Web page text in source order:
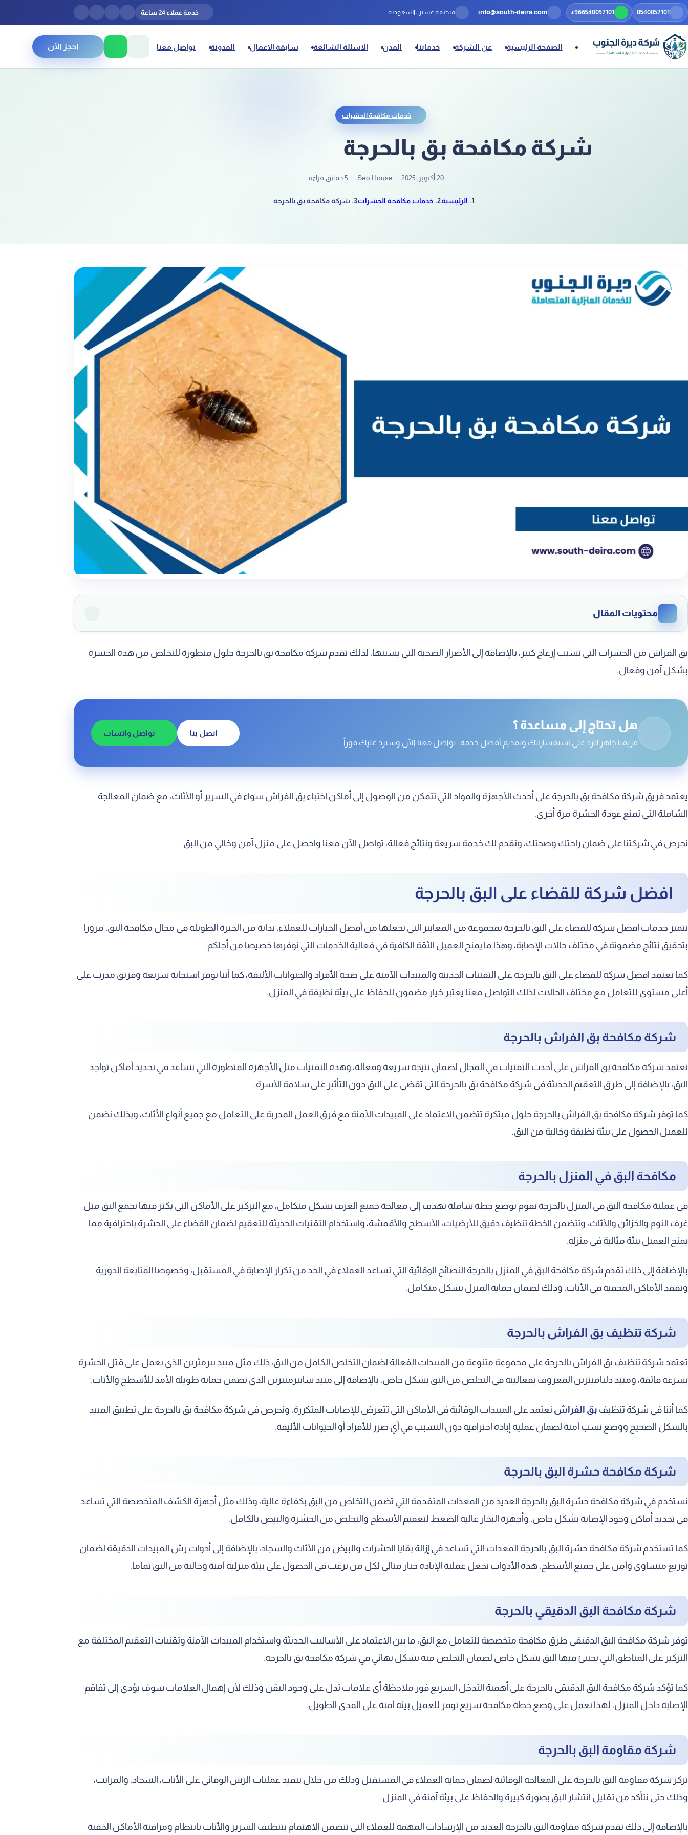
تخطَّ إلى المحتوى
0540057101
+966540057101
info@south-deira.com منطقة عسير ، السعودية خدمة عملاء 24 ساعة
الصفحة الرئيسية عن الشركة خدماتنا المدن الاسئلة الشائعة سابقة الاعمال المدونة تواصل معنا احجز الآن
خدمات مكافحة الحشرات
شركة مكافحة بق بالحرجة
20 أكتوبر، 2025 Seo House 5 دقائق قراءة
الرئيسية خدمات مكافحة الحشرات شركة مكافحة بق بالحرجة
محتويات المقال
افضل شركة للقضاء على البق بالحرجة
شركة مكافحة بق الفراش بالحرجة
شركة مكافحة حشرة البق بالحرجة
شركة اباده البق بالحرجة
سعر رش البق بالحرجة
بق الفراش من الحشرات التي تسبب إزعاج كبير، بالإضافة إلى الأضرار الصحية التي يسببها، لذلك تقدم شركة مكافحة بق بالحرجة حلول متطورة للتخلص من هذه الحشرة
بشكل آمن وفعال.
هل تحتاج إلى مساعدة ؟
فريقنا جاهز للرد على استفساراتك وتقديم أفضل خدمة . تواصل معنا الآن وسنرد عليك فوراً.
اتصل بنا تواصل واتساب
يعتمد فريق شركة مكافحة بق بالحرجة على أحدث الأجهزة والمواد التي تتمكن من الوصول إلى أماكن اختباء بق الفراش سواء في السرير أو الأثاث، مع ضمان المعالجة
الشاملة التي تمنع عودة الحشرة مرة أخرى.
نحرص في شركتنا على ضمان راحتك وصحتك، ونقدم لك خدمة سريعة ونتائج فعالة، تواصل الآن معنا واحصل على منزل آمن وخالي من البق.
افضل شركة للقضاء على البق بالحرجة
تتميز خدمات افضل شركة للقضاء على البق بالحرجة بمجموعة من المعايير التي تجعلها من أفضل الخيارات للعملاء، بداية من الخبرة الطويلة في مجال مكافحة البق، مرورا
بتحقيق نتائج مضمونة في مختلف حالات الإصابة، وهذا ما يمنح العميل الثقة الكافية في فعالية الخدمات التي نوفرها خصيصا من أجلكم.
كما تعتمد افضل شركة للقضاء على البق بالحرجة على التقنيات الحديثة والمبيدات الآمنة على صحة الأفراد والحيوانات الأليفة، كما أننا نوفر استجابة سريعة وفريق مدرب على
أعلى مستوى للتعامل مع مختلف الحالات لذلك التواصل معنا يعتبر خيار مضمون للحفاظ على بيئة نظيفة في المنزل.
شركة مكافحة بق الفراش بالحرجة
تعتمد شركة مكافحة بق الفراش على أحدث التقنيات في المجال لضمان نتيجة سريعة وفعالة، وهذه التقنيات مثل الأجهزة المتطورة التي تساعد في تحديد أماكن تواجد
البق، بالإضافة إلى طرق التعقيم الحديثة في شركة مكافحة بق بالحرجة التي تقضي على البق دون التأثير على سلامة الأسرة.
كما توفر شركة مكافحة بق الفراش بالحرجة حلول مبتكرة تتضمن الاعتماد على المبيدات الآمنة مع فرق العمل المدربة على التعامل مع جميع أنواع الأثاث، وبذلك نضمن
للعميل الحصول على بيئة نظيفة وخالية من البق.
مكافحة البق في المنزل بالحرجة
في عملية مكافحة البق في المنزل بالحرجة نقوم بوضع خطة شاملة تهدف إلى معالجة جميع الغرف بشكل متكامل، مع التركيز على الأماكن التي يكثر فيها تجمع البق مثل
غرف النوم والخزائن والأثاث، وتتضمن الخطة تنظيف دقيق للأرضيات، الأسطح والأقمشة، واستخدام التقنيات الحديثة للتعقيم لضمان القضاء على الحشرة باحترافية مما
يمنح العميل بيئة مثالية في منزله.
بالإضافة إلى ذلك تقدم شركة مكافحة البق في المنزل بالحرجة النصائح الوقائية التي تساعد العملاء في الحد من تكرار الإصابة في المستقبل، وخصوصا المتابعة الدورية
وتفقد الأماكن المخفية في الأثاث، وذلك لضمان حماية المنزل بشكل متكامل.
شركة تنظيف بق الفراش بالحرجة
تعتمد شركة تنظيف بق الفراش بالحرجة على مجموعة متنوعة من المبيدات الفعالة لضمان التخلص الكامل من البق، ذلك مثل مبيد بيرمثرين الذي يعمل على قتل الحشرة
بسرعة فائقة، ومبيد دلتاميثرين المعروف بفعاليته في التخلص من البق بشكل خاص، بالإضافة إلى مبيد سايبرمثيرين الذي يضمن حماية طويلة الأمد للأسطح والأثاث.
كما أننا في شركة تنظيف بق الفراش نعتمد على المبيدات الوقائية في الأماكن التي تتعرض للإصابات المتكررة، ونحرص في شركة مكافحة بق بالحرجة على تطبيق المبيد
بالشكل الصحيح ووضع نسب آمنة لضمان عملية إبادة احترافية دون التسبب في أي ضرر للأفراد أو الحيوانات الأليفة.
شركة مكافحة حشرة البق بالحرجة
نستخدم في شركة مكافحة حشرة البق بالحرجة العديد من المعدات المتقدمة التي تضمن التخلص من البق بكفاءة عالية، وذلك مثل أجهزة الكشف المتخصصة التي تساعد
في تحديد أماكن وجود الإصابة بشكل خاص، وأجهزة البخار عالية الضغط لتعقيم الأسطح والتخلص من الحشرة والبيض بالكامل.
كما تستخدم شركة مكافحة حشرة البق بالحرجة المعدات التي تساعد في إزالة بقايا الحشرات والبيض من الأثاث والسجاد، بالإضافة إلى أدوات رش المبيدات الدقيقة لضمان
توزيع متساوي وآمن على جميع الأسطح، هذه الأدوات تجعل عملية الإبادة خيار مثالي لكل من يرغب في الحصول على بيئة منزلية آمنة وخالية من البق تماما.
شركة مكافحة البق الدقيقي بالحرجة
توفر شركة مكافحة البق الدقيقي طرق مكافحة متخصصة للتعامل مع البق، ما بين الاعتماد على الأساليب الحديثة واستخدام المبيدات الآمنة وتقنيات التعقيم المختلفة مع
التركيز على المناطق التي يختبئ فيها البق بشكل خاص لضمان التخلص منه بشكل نهائي في شركة مكافحة بق بالحرجة.
كما تؤكد شركة مكافحة البق الدقيقي بالحرجة على أهمية التدخل السريع فور ملاحظة أي علامات تدل على وجود البقن وذلك لأن إهمال العلامات سوف يؤدي إلى تفاقم
الإصابة داخل المنزل، لهذا نعمل على وضع خطة مكافحة سريع توفر للعميل بيئة آمنة على المدى الطويل.
شركة مقاومة البق بالحرجة
تركز شركة مقاومة البق بالحرجة على المعالجة الوقائية لضمان حماية العملاء في المستقبل وذلك من خلال تنفيذ عمليات الرش الوقائي على الأثاث، السجاد، والمراتب،
وذلك حتى نتأكد من تقليل انتشار البق بصورة كبيرة والحفاظ على بيئة آمنة في المنزل.
بالإضافة إلى ذلك تقدم شركة مقاومة البق بالحرجة العديد من الإرشادات المهمة للعملاء التي تتضمن الاهتمام بتنظيف السرير والأثاث بانتظام ومراقبة الأماكن الخفية